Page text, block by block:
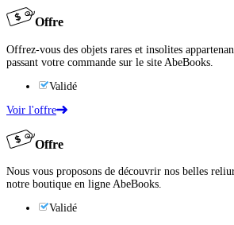
Offre
Offrez-vous des objets rares et insolites
passant votre commande sur le site AbeBooks.
Validé
Voir l'offre
Offre
Nous vous proposons de découvrir nos belles
notre boutique en ligne AbeBooks.
Validé